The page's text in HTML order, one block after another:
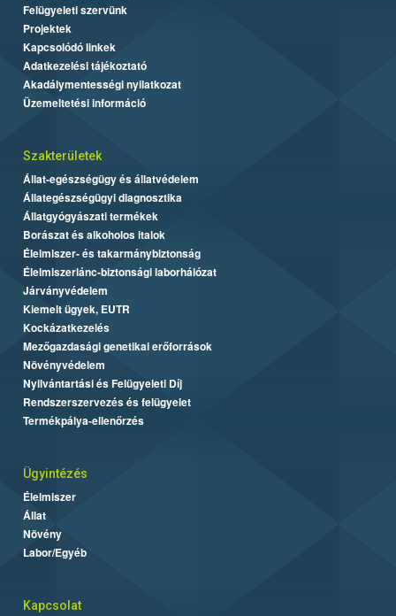
Felügyeleti szervünk
Projektek
Kapcsolódó linkek
Adatkezelési tájékoztató
Akadálymentességi nyilatkozat
Üzemeltetési információ
Szakterületek
Állat-egészségügy és állatvédelem
Állategészségügyi diagnosztika
Állatgyógyászati termékek
Borászat és alkoholos italok
Élelmiszer- és takarmánybiztonság
Élelmiszerlánc-biztonsági laborhálózat
Járványvédelem
Kiemelt ügyek, EUTR
Kockázatkezelés
Mezőgazdasági genetikai erőforrások
Növényvédelem
Nyilvántartási és Felügyeleti Díj
Rendszerszervezés és felügyelet
Termékpálya-ellenőrzés
Ügyintézés
Élelmiszer
Állat
Növény
Labor/Egyéb
Kapcsolat